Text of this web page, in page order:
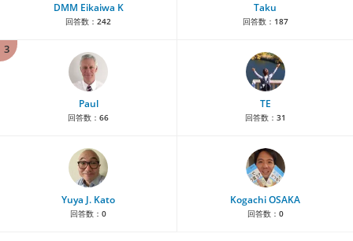
DMM Eikaiwa K
回答数： 242
Taku
回答数： 187
3
Paul
回答数： 66
TE
回答数： 31
Yuya J. Kato
回答数： 0
Kogachi OSAKA
回答数： 0